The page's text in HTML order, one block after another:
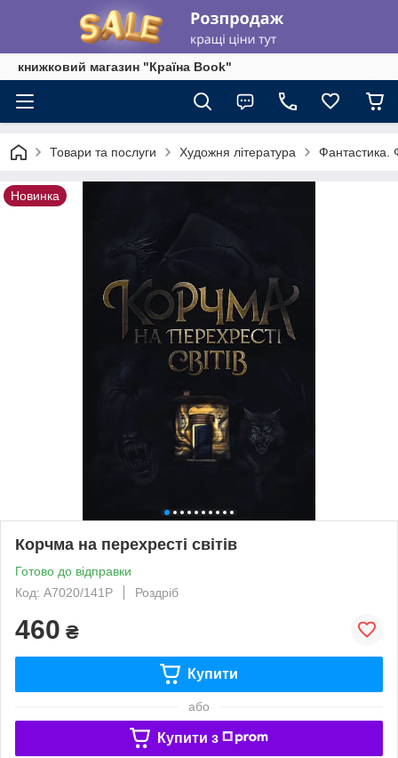
книжковий магазин "Країна Book"
Товари та послуги Художня література Фантастика.
Новинка
Корчма на перехресті світів
Готово до відправки
Код: А7020/141Р
Роздріб
460 ₴
Купити
або
Купити з